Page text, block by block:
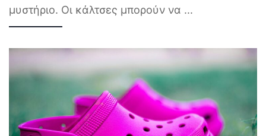
μυστήριο. Οι κάλτσες μπορούν να ...